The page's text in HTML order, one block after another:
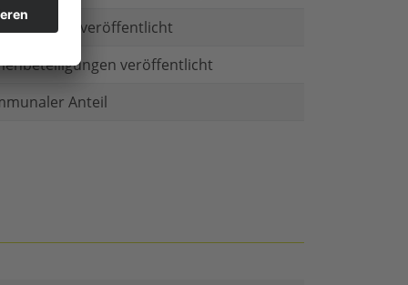
veröffentlicht
veröffentlicht
Anteil